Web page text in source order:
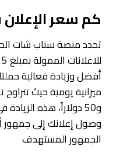
كم سعر
تحدد منصة سناب شات الحد
أفضل وزيادة فعالية
و50 دولاراً، هذه
وصول إعلانك إلى جمهور
الجمهور المستهدف